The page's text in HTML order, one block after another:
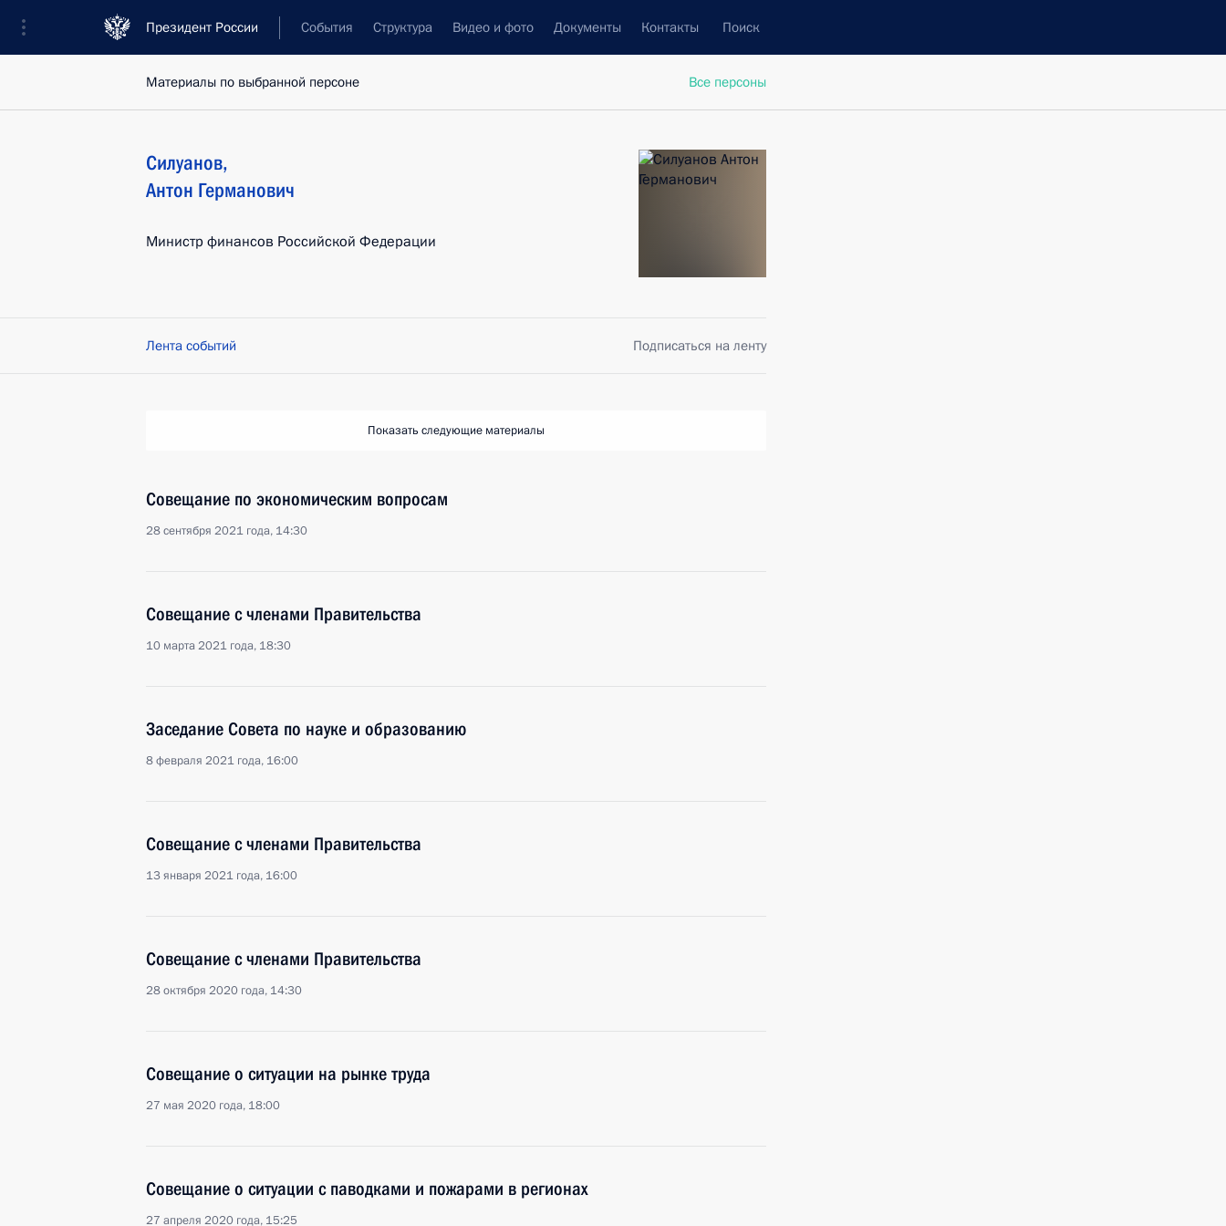
Президент России События Структура Видео и фото Документы Контакты Поиск
Все персоны
Материалы по выбранной персоне
Силуанов,
Антон Германович
Министр финансов Российской Федерации
Лента событий Подписаться на ленту
Показать следующие материалы
Совещание по экономическим вопросам
28 сентября 2021 года, 14:30
Совещание с членами Правительства
10 марта 2021 года, 18:30
Заседание Совета по науке и образованию
8 февраля 2021 года, 16:00
Совещание с членами Правительства
13 января 2021 года, 16:00
Совещание с членами Правительства
28 октября 2020 года, 14:30
Совещание о ситуации на рынке труда
27 мая 2020 года, 18:00
Совещание о ситуации с паводками и пожарами в регионах
27 апреля 2020 года, 15:25